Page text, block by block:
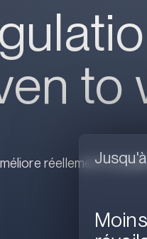
to
réellement la